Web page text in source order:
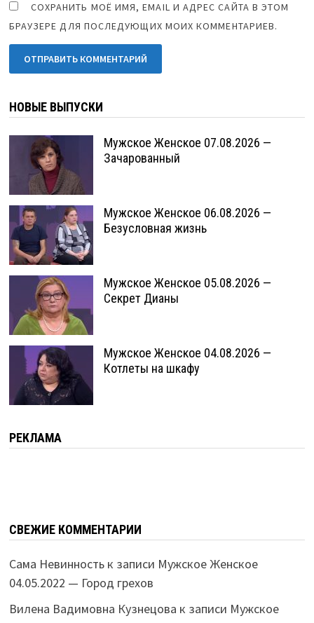
СОХРАНИТЬ МОЁ ИМЯ, EMAIL И АДРЕС САЙТА В ЭТОМ
БРАУЗЕРЕ ДЛЯ ПОСЛЕДУЮЩИХ МОИХ КОММЕНТАРИЕВ.
НОВЫЕ ВЫПУСКИ
Мужское Женское 07.08.2026 —
Зачарованный
Мужское Женское 06.08.2026 —
Безусловная жизнь
Мужское Женское 05.08.2026 —
Секрет Дианы
Мужское Женское 04.08.2026 —
Котлеты на шкафу
РЕКЛАМА
СВЕЖИЕ КОММЕНТАРИИ
Сама Невинностьк записи Мужское Женское
04.05.2022 — Город грехов
Вилена Вадимовна Кузнецова к записи Мужское